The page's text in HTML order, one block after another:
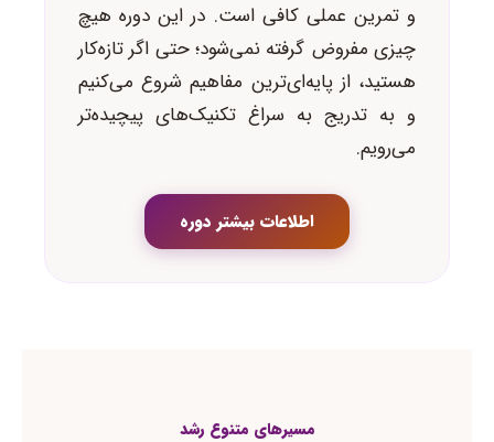
و تمرین عملی کافی است. در این دوره هیچ
چیزی مفروض گرفته نمی‌شود؛ حتی اگر تازه‌کار
هستید، از پایه‌ای‌ترین مفاهیم شروع می‌کنیم
و به تدریج به سراغ تکنیک‌های پیچیده‌تر
می‌رویم.
اطلاعات بیشتر دوره
مسیرهای متنوع رشد